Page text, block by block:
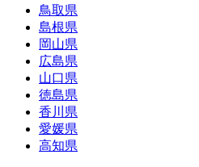
鳥取県
島根県
岡山県
広島県
山口県
徳島県
香川県
愛媛県
高知県